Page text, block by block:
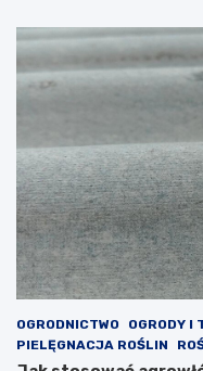
r
e
d
o
d
z
ą
e
e
g
a
n
c
j
OGRODNICTWO OGRODY I
PIELĘGNACJA ROŚLIN